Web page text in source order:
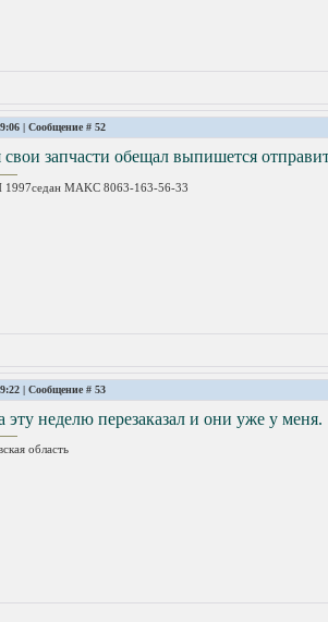
| Сообщение # 52
свои запчасти обещал выпишется
MAKC 8063-163-56-33
| Сообщение # 53
эту неделю перезаказал и они уже у меня.
область